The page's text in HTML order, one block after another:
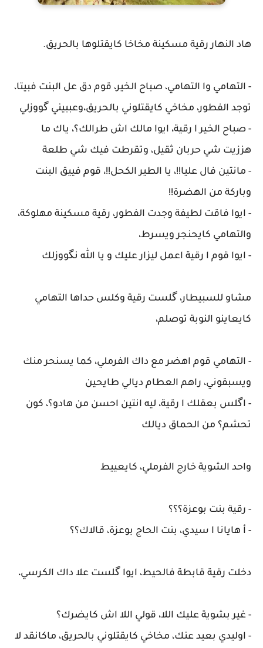
هاد النهار رقية مسكينة مخاخا كايقتلوها بالحريق.
- التهامي وا التهامي، صباح الخير، قوم دق عل البنت فبيتا،
توجد الفطور، مخاخي كايقتلوني بالحريق،وعببيني گووزلي
- صباح الخير ا رقية، ايوا مالك اش طرالك؟، ياك ما
هززيت شي حربان ثقيل، وتقرطت فيك شي طلعة
- مانتين فال عليا!!، يا الطير الكحل!!، قوم فييق البنت
وباركة من الهضرة!!
- ايوا فاقت لطيفة وجدت الفطور، رقية مسكينة مهلوكة،
والتهامي كايحنجر ويسرط،
- ايوا قوم ا رقية اعمل ليزار عليك و يا الله نگووزلك
مشاو للسبيطار، گلست رقية وكلس حداها التهامي
كايعاينو النوبة توصلم،
- التهامي قوم اهضر مع داك الفرملي، كما يسنحر منك
ويسبقوني، راهم العطام ديالي طايحين
- اگلس بعقلك ا رقية، ليه انتين احسن من هادو؟، كون
تحشم؟ من الحماق ديالك
واحد الشوية خارج الفرملي، كايعييط
- رقية بنت بوعزة؟؟؟
- أ هايانا ا سيدي، بنت الحاج بوعزة، قالاك؟؟
دخلت رقية قابطة فالحيط، ايوا گلست علا داك الكرسي،
- غير بشوية عليك اللا، قولي اللا اش كايضرك؟
- اوليدي بعيد عنك، مخاخي كايقتلوني بالحريق، ماكانقد لا